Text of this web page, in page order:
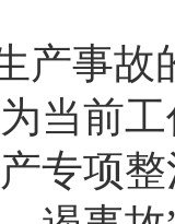
产事故
当前
专项